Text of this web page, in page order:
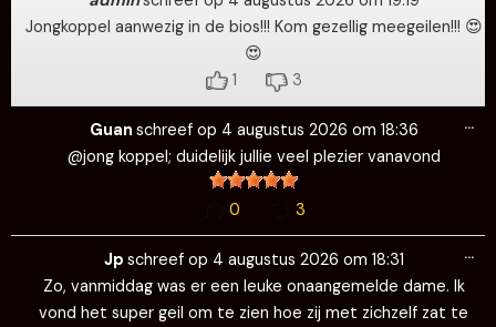
Jongkoppel aanwezig in de bios!!! Kom gezellig meegeilen!!! 😍
😍
1
3
Guan schreef op 4 augustus 2026 om 18:36
@jong koppel; duidelijk jullie veel plezier vanavond
0 3
…
Jp schreef op 4 augustus 2026 om 18:31
Zo, vanmiddag was er een leuke onaangemelde dame. Ik
vond het super geil om te zien hoe zij met zichzelf zat te
…